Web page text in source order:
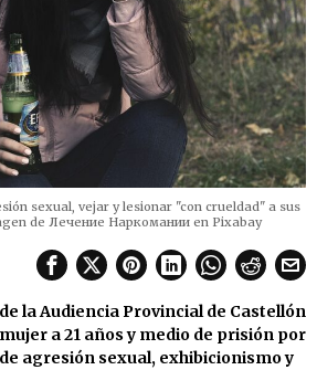
sexual, vejar y lesionar "con crueldad" a sus
de Лечение Наркомании en Pixabay
la Audiencia Provincial de Castellón
a 21 años y medio de prisión por
agresión sexual, exhibicionismo y